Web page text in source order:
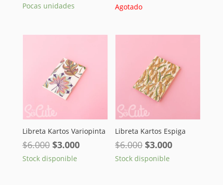
Pocas unidades Agotado
Libreta Kartos Variopinta
$6.000 El
precio
$3.000El
Stock disponible
Libreta Kartos Espiga
$6.000 El
precio
$3.000El
Stock disponible